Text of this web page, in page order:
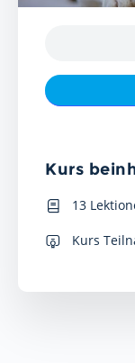
Kurs
13
Kurs